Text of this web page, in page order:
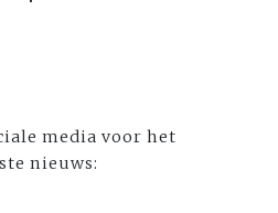
media voor het
nieuws: